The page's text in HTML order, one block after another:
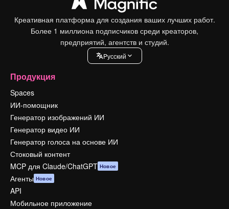
Креативная платформа для создания ваших лучших работ.
Более 1 миллиона подписчиков среди креаторов,
предприятий, агентств и студий.
Pусский
Продукция
Spaces
ИИ-помощник
Генератор изображений ИИ
Генератор видео ИИ
Генератор голоса на основе ИИ
Стоковый контент
MCP для Claude/ChatGPT Новое
Агенты Новое
API
Мобильное приложение